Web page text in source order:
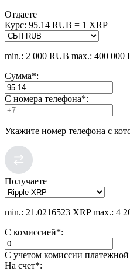
Отдаете
Курс: 95.14 RUB = 1 XRP
min.: 2 000 RUB max.: 400 000
Сумма*:
С номера телефона*:
Укажите номер телефона с
Получаете
min.: 21.0216523 XRP max.: 4
С комиссией*:
С учетом комиссии
На счет*: